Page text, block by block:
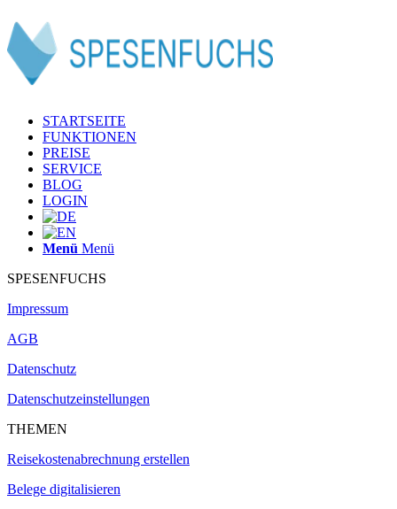
STARTSEITE
FUNKTIONEN
PREISE
SERVICE
BLOG
LOGIN
Menü Menü
SPESENFUCHS
Impressum
AGB
Datenschutz
Datenschutzeinstellungen
THEMEN
Reisekostenabrechnung erstellen
Belege digitalisieren